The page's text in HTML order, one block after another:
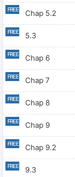
Chap 5.2
5.3
Chap 6
Chap 7
Chap 8
Chap 9
Chap 9.2
9.3